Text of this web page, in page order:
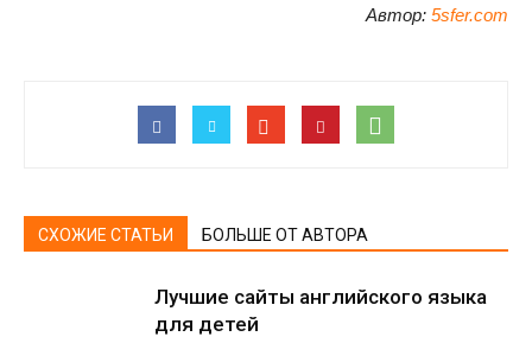
Автор: 5sfer.com
СХОЖИЕ СТАТЬИ БОЛЬШЕ ОТ АВТОРА
Лучшие сайты английского языка
для детей